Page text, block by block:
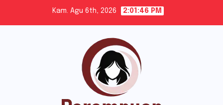
Kam. Agu 6th, 2026 2:01:47 PM